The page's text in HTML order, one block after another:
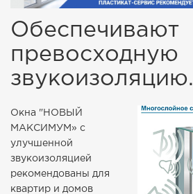
Обеспечивают
превосходную
звукоизоляцию.
Окна "НОВЫЙ
МАКСИМУМ» с
улучшенной
звукоизоляцией
рекомендованы для
квартир и домов